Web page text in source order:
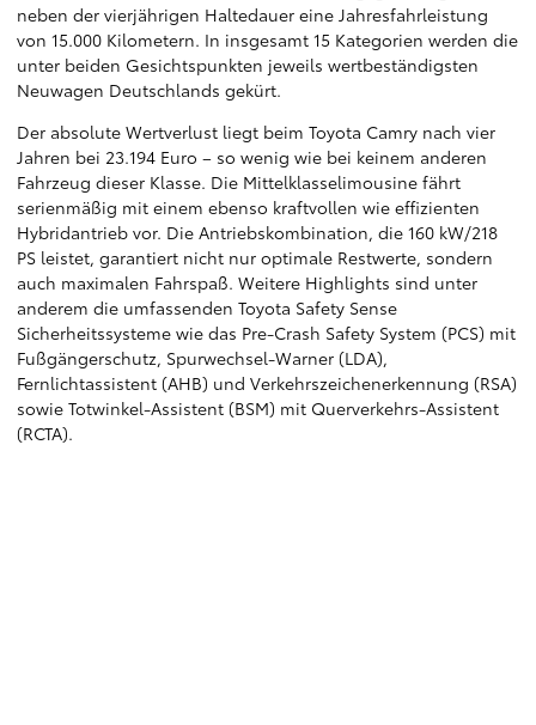
neben der vierjährigen Haltedauer eine Jahresfahrleistung
von 15.000 Kilometern. In insgesamt 15 Kategorien werden die
unter beiden Gesichtspunkten jeweils wertbeständigsten
Neuwagen Deutschlands gekürt.
Der absolute Wertverlust liegt beim Toyota Camry nach vier
Jahren bei 23.194 Euro – so wenig wie bei keinem anderen
Fahrzeug dieser Klasse. Die Mittelklasselimousine fährt
serienmäßig mit einem ebenso kraftvollen wie effizienten
Hybridantrieb vor. Die Antriebskombination, die 160 kW/218
PS leistet, garantiert nicht nur optimale Restwerte, sondern
auch maximalen Fahrspaß. Weitere Highlights sind unter
anderem die umfassenden Toyota Safety Sense
Sicherheitssysteme wie das Pre-Crash Safety System (PCS) mit
Fußgängerschutz, Spurwechsel-Warner (LDA),
Fernlichtassistent (AHB) und Verkehrszeichenerkennung (RSA)
sowie Totwinkel-Assistent (BSM) mit Querverkehrs-Assistent
(RCTA).